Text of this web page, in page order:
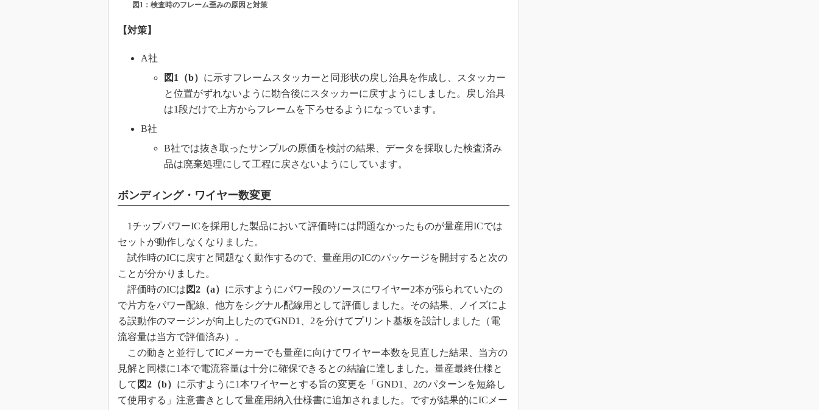
図1：検査時のフレーム歪みの原因と対策
【対策】
A社
図1（b） に示すフレームスタッカーと同形状の戻し治具を作成し、スタッカー
と位置がずれないように勘合後にスタッカーに戻すようにしました。戻し治具
は1段だけで上方からフレームを下ろせるようになっています。
B社
B社では抜き取ったサンプルの原価を検討の結果、データを採取した検査済み
品は廃棄処理にして工程に戻さないようにしています。
ボンディング・ワイヤー数変更
1チップパワーICを採用した製品において評価時には問題なかったものが量産用ICでは
セットが動作しなくなりました。
試作時のICに戻すと問題なく動作するので、量産用のICのパッケージを開封すると次の
ことが分かりました。
評価時のICは 図2（a） に示すようにパワー段のソースにワイヤー2本が張られていたの
で片方をパワー配線、他方をシグナル配線用として評価しました。その結果、ノイズによ
る誤動作のマージンが向上したのでGND1、2を分けてプリント基板を設計しました（電
流容量は当方で評価済み）。
この動きと並行してICメーカーでも量産に向けてワイヤー本数を見直した結果、当方の
見解と同様に1本で電流容量は十分に確保できるとの結論に達しました。量産最終仕様と
して 図2（b） に示すように1本ワイヤーとする旨の変更を「GND1、2のパターンを短絡し
て使用する」注意書きとして量産用納入仕様書に追加されました。ですが結果的にICメー